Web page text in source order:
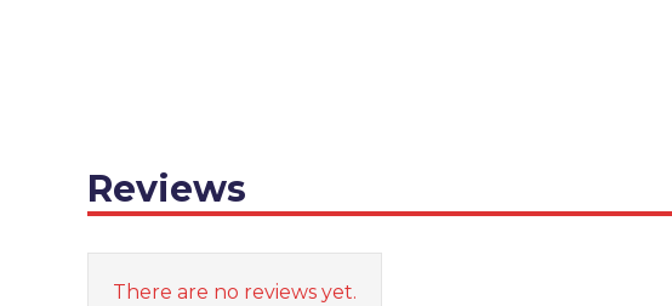
Reviews
There are no reviews yet.